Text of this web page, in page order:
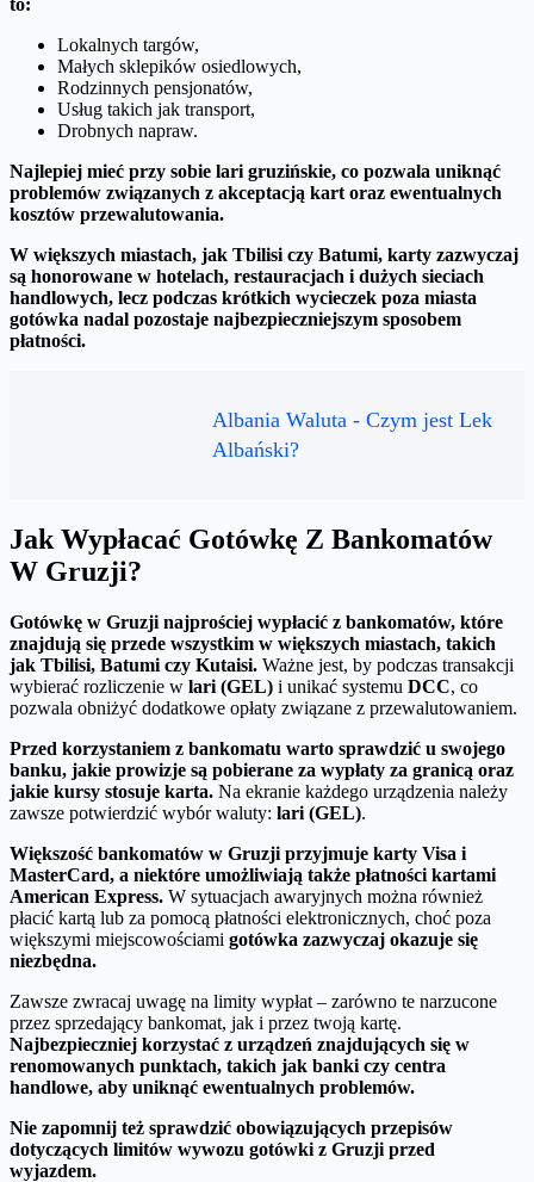
to:
Lokalnych targów,
Małych sklepików osiedlowych,
Rodzinnych pensjonatów,
Usług takich jak transport,
Drobnych napraw.
Najlepiej mieć przy sobie lari gruzińskie, co pozwala uniknąć
problemów związanych z akceptacją kart oraz ewentualnych
kosztów przewalutowania.
W większych miastach, jak Tbilisi czy Batumi, karty zazwyczaj
są honorowane w hotelach, restauracjach i dużych sieciach
handlowych, lecz podczas krótkich wycieczek poza miasta
gotówka nadal pozostaje najbezpieczniejszym sposobem
płatności.
Albania Waluta - Czym jest Lek
Albański?
Jak Wypłacać Gotówkę Z Bankomatów
W Gruzji?
Gotówkę w Gruzji najprościej wypłacić z bankomatów, które
znajdują się przede wszystkim w większych miastach, takich
jak Tbilisi, Batumi czy Kutaisi. Ważne jest, by podczas transakcji
wybierać rozliczenie w lari (GEL) i unikać systemu DCC, co
pozwala obniżyć dodatkowe opłaty związane z przewalutowaniem.
Przed korzystaniem z bankomatu warto sprawdzić u swojego
banku, jakie prowizje są pobierane za wypłaty za granicą oraz
jakie kursy stosuje karta. Na ekranie każdego urządzenia należy
zawsze potwierdzić wybór waluty: lari (GEL).
Większość bankomatów w Gruzji przyjmuje karty Visa i
MasterCard, a niektóre umożliwiają także płatności kartami
American Express. W sytuacjach awaryjnych można również
płacić kartą lub za pomocą płatności elektronicznych, choć poza
większymi miejscowościami gotówka zazwyczaj okazuje się
niezbędna.
Zawsze zwracaj uwagę na limity wypłat – zarówno te narzucone
przez sprzedający bankomat, jak i przez twoją kartę.
Najbezpieczniej korzystać z urządzeń znajdujących się w
renomowanych punktach, takich jak banki czy centra
handlowe, aby uniknąć ewentualnych problemów.
Nie zapomnij też sprawdzić obowiązujących przepisów
dotyczących limitów wywozu gotówki z Gruzji przed
wyjazdem.